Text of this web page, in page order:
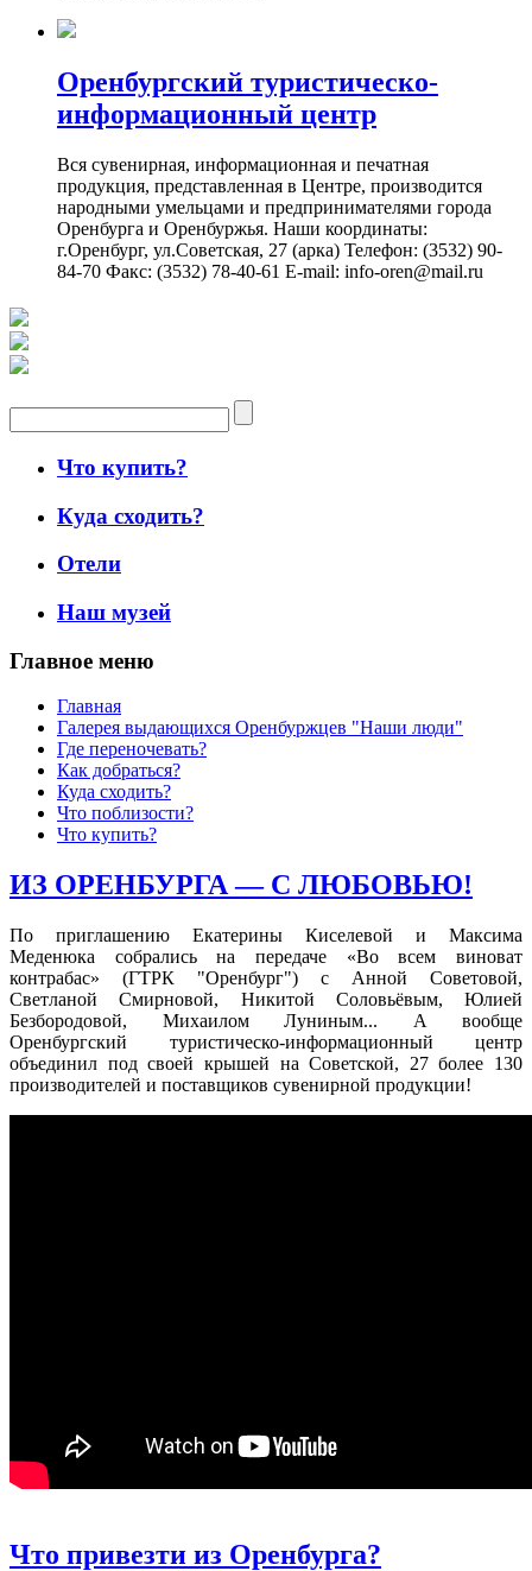
Оренбургский туристическо-
информационный центр
Вся сувенирная, информационная и печатная
продукция, представленная в Центре, производится
народными умельцами и предпринимателями города
Оренбурга и Оренбуржья. Наши координаты:
г.Оренбург, ул.Советская, 27 (арка) Телефон: (3532) 90-
84-70 Факс: (3532) 78-40-61 E-mail: info-oren@mail.ru
Что купить?
Куда сходить?
Отели
Наш музей
Главное меню
Главная
Галерея выдающихся Оренбуржцев "Наши люди"
Где переночевать?
Как добраться?
Куда сходить?
Что поблизости?
Что купить?
ИЗ ОРЕНБУРГА — С ЛЮБОВЬЮ!
По приглашению Екатерины Киселевой и Максима
Меденюка собрались на передаче «Во всем виноват
контрабас» (ГТРК "Оренбург") с Анной Советовой,
Светланой Смирновой, Никитой Соловьёвым, Юлией
Безбородовой, Михаилом Луниным... А вообще
Оренбургский туристическо-информационный центр
объединил под своей крышей на Советской, 27 более 130
производителей и поставщиков сувенирной продукции!
Что привезти из Оренбурга?